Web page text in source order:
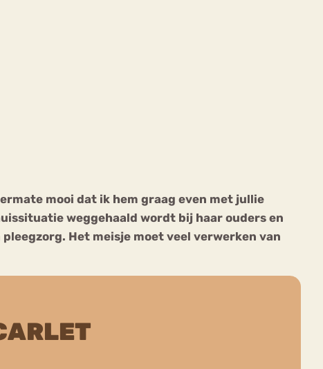
mooi dat ik hem graag even met jullie
weggehaald wordt bij haar ouders en
Het meisje moet veel verwerken van